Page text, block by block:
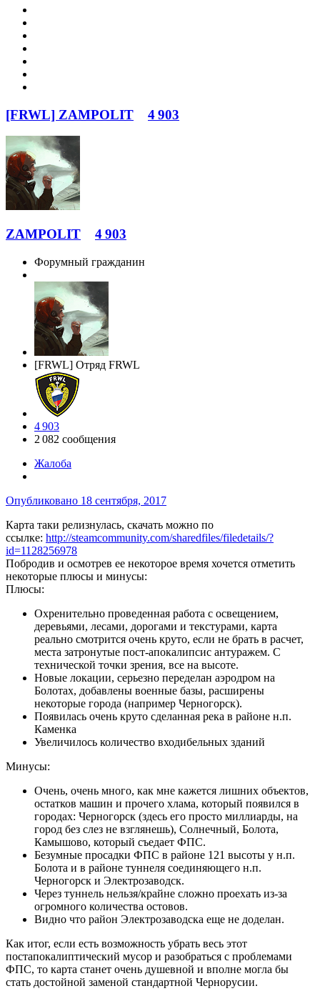
[FRWL] ZAMPOLIT 4 903
ZAMPOLIT 4 903
Форумный гражданин
[FRWL] Отряд FRWL
4 903
2 082 сообщения
Жалоба
Опубликовано 18 сентября, 2017
Карта таки релизнулась, скачать можно по
ссылке: http://steamcommunity.com/sharedfiles/filedetails/?
id=1128256978
Побродив и осмотрев ее некоторое время хочется отметить
некоторые плюсы и минусы:
Плюсы:
Охренительно проведенная работа с освещением,
деревьями, лесами, дорогами и текстурами, карта
реально смотрится очень круто, если не брать в расчет,
места затронутые пост-апокалипсис антуражем. С
технической точки зрения, все на высоте.
Новые локации, серьезно переделан аэродром на
Болотах, добавлены военные базы, расширены
некоторые города (например Черногорск).
Появилась очень круто сделанная река в районе н.п.
Каменка
Увеличилось количество входибельных зданий
Минусы:
Очень, очень много, как мне кажется лишних объектов,
остатков машин и прочего хлама, который появился в
городах: Черногорск (здесь его просто миллиарды, на
город без слез не взглянешь), Солнечный, Болота,
Камышово, который съедает ФПС.
Безумные просадки ФПС в районе 121 высоты у н.п.
Болота и в районе туннеля соединяющего н.п.
Черногорск и Электрозаводск.
Через туннель нельзя/крайне сложно проехать из-за
огромного количества остовов.
Видно что район Электрозаводска еще не доделан.
Как итог, если есть возможность убрать весь этот
постапокалиптический мусор и разобраться с проблемами
ФПС, то карта станет очень душевной и вполне могла бы
стать достойной заменой стандартной Чернорусии.